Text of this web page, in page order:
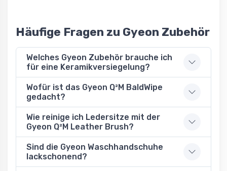
Häufige Fragen zu Gyeon Zubehör
Welches Gyeon Zubehör brauche ich
für eine Keramikversiegelung?
Wofür ist das Gyeon Q²M BaldWipe
gedacht?
Wie reinige ich Ledersitze mit der
Gyeon Q²M Leather Brush?
Sind die Gyeon Waschhandschuhe
lackschonend?